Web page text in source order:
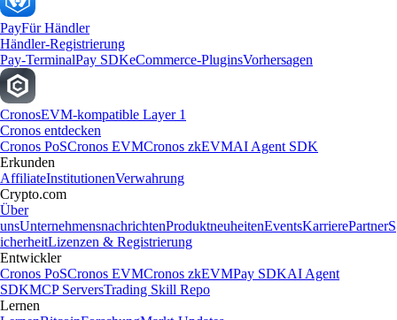
PayFür Händler
Händler-Registrierung
Pay-TerminalPay SDKeCommerce-PluginsVorhersagen
CronosEVM-kompatible Layer 1
Cronos entdecken
Cronos PoSCronos EVMCronos zkEVMAI Agent SDK
Erkunden
AffiliateInstitutionenVerwahrung
Crypto.com
Über
unsUnternehmensnachrichtenProduktneuheitenEventsKarrierePartnerS
icherheitLizenzen & Registrierung
Entwickler
Cronos PoSCronos EVMCronos zkEVMPay SDKAI Agent
SDKMCP ServersTrading Skill Repo
Lernen